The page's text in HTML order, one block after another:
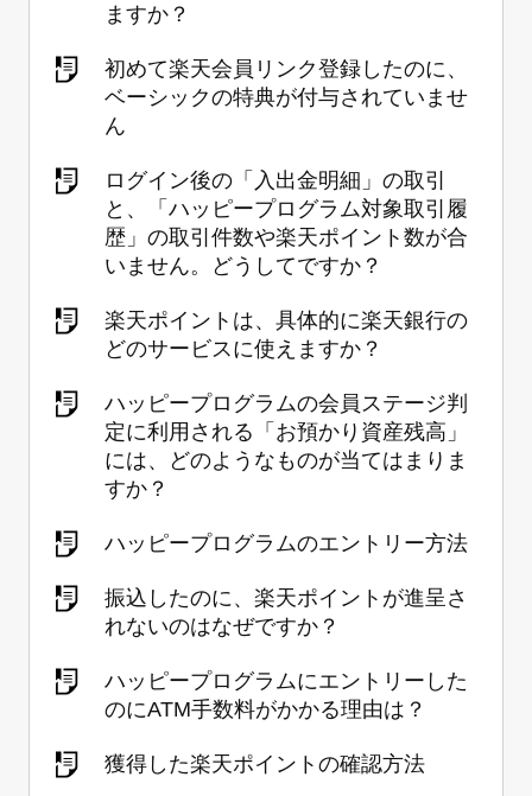
ますか？
初めて楽天会員リンク登録したのに、
ベーシックの特典が付与されていませ
ん
ログイン後の「入出金明細」の取引
と、「ハッピープログラム対象取引履
歴」の取引件数や楽天ポイント数が合
いません。どうしてですか？
楽天ポイントは、具体的に楽天銀行の
どのサービスに使えますか？
ハッピープログラムの会員ステージ判
定に利用される「お預かり資産残高」
には、どのようなものが当てはまりま
すか？
ハッピープログラムのエントリー方法
振込したのに、楽天ポイントが進呈さ
れないのはなぜですか？
ハッピープログラムにエントリーした
のにATM手数料がかかる理由は？
獲得した楽天ポイントの確認方法